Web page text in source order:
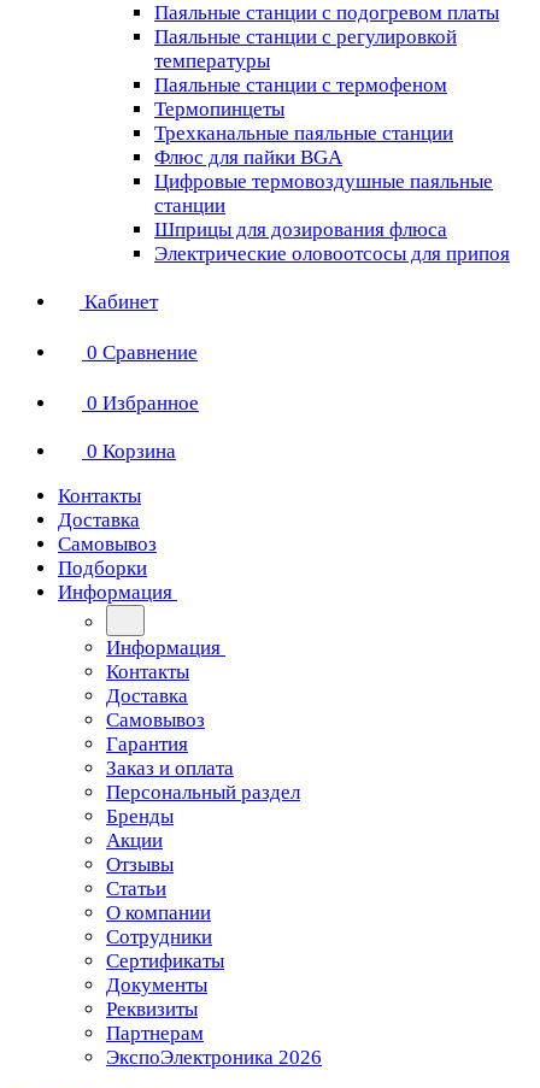
Паяльные станции с подогревом платы
Паяльные станции с регулировкой
температуры
Паяльные станции с термофеном
Термопинцеты
Трехканальные паяльные станции
Флюс для пайки BGA
Цифровые термовоздушные паяльные
станции
Шприцы для дозирования флюса
Электрические оловоотсосы для припоя
Кабинет
0 Сравнение
0 Избранное
0 Корзина
Контакты
Доставка
Самовывоз
Подборки
Информация
Информация
Контакты
Доставка
Самовывоз
Гарантия
Заказ и оплата
Персональный раздел
Бренды
Акции
Отзывы
Статьи
О компании
Сотрудники
Сертификаты
Документы
Реквизиты
Партнерам
ЭкспоЭлектроника 2026